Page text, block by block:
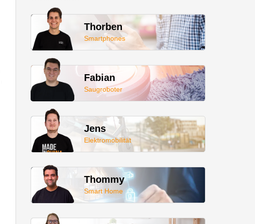
Thorben
Smartphones
Fabian
Saugroboter
Jens
Elektromobilität
Thommy
Smart Home